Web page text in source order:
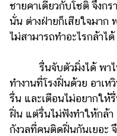
ชายคาเดียวกับโชติ จึงก
นั่น ต่างฝ่ายก็เสียใจมาก
ไม่สามารถทำอะไรกล้าได้
รื่นจับตัวมิ่งได้ พาไป
ทำงานที่โรงฝิ่นด้วย อาเ
รื่น และเตือนไม่อยากให้
ฝิ่น แต่รื่นไม่ฟังทำให้กล้า
กังวลที่คนติดฝิ่นกันเยอะ